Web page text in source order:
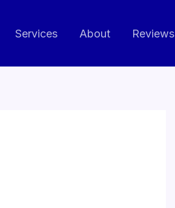
Services About Reviews